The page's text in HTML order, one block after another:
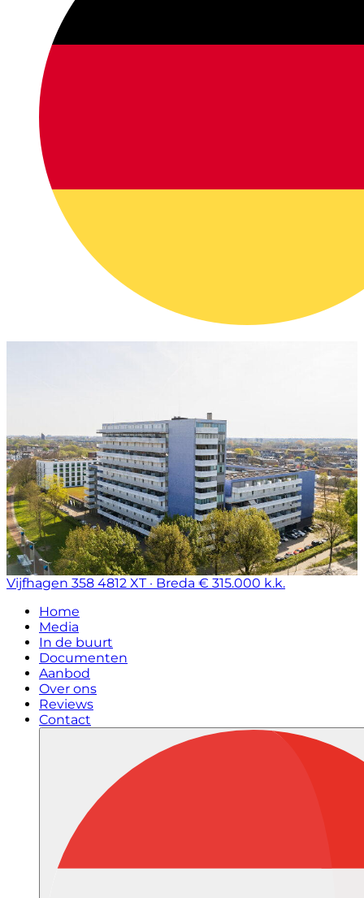
Vijfhagen 358 4812 XT · Breda € 315.000 k.k.
Home
Media
In de buurt
Documenten
Aanbod
Over ons
Reviews
Contact